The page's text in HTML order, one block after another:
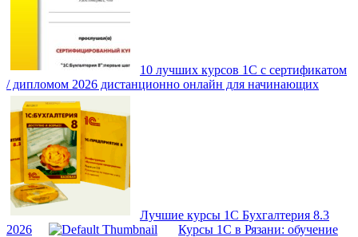
10 лучших курсов 1С с сертификатом
/ дипломом 2026 дистанционно онлайн для начинающих
Лучшие курсы 1С Бухгалтерия 8.3
2026
Курсы 1С в Рязани: обучение